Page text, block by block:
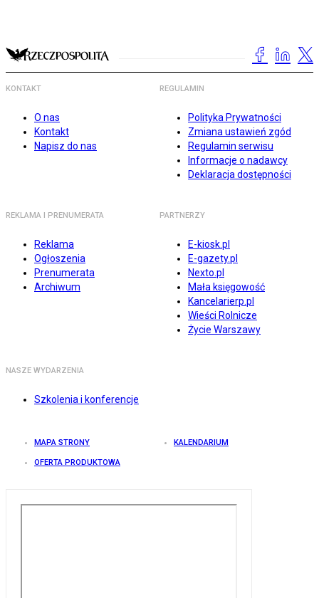
KONTAKT
O nas
Kontakt
Napisz do nas
REGULAMIN
Polityka Prywatności
Zmiana ustawień zgód
Regulamin serwisu
Informacje o nadawcy
Deklaracja dostępności
REKLAMA I PRENUMERATA
Reklama
Ogłoszenia
Prenumerata
Archiwum
PARTNERZY
E-kiosk.pl
E-gazety.pl
Nexto.pl
Mała księgowość
Kancelarierp.pl
Wieści Rolnicze
Życie Warszawy
NASZE WYDARZENIA
Szkolenia i konferencje
MAPA STRONY KALENDARIUM
OFERTA PRODUKTOWA